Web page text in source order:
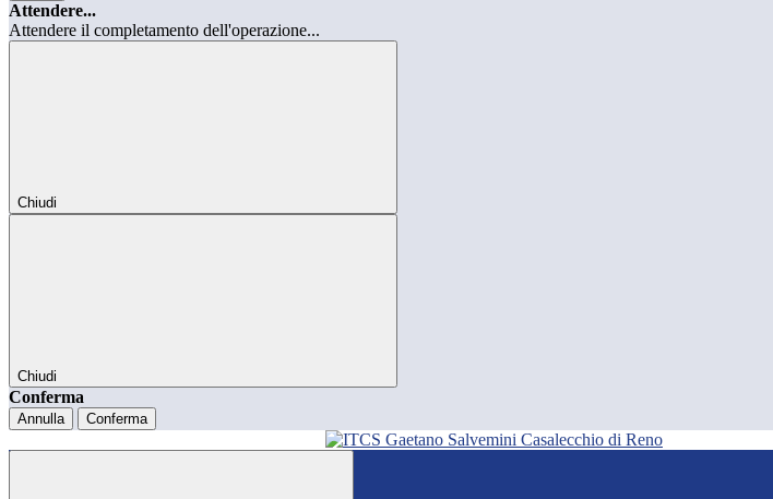
Attendere...
Attendere il completamento dell'operazione...
Chiudi
Chiudi
Conferma
Annulla Conferma